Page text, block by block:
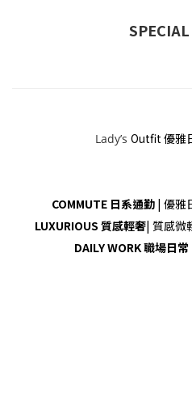
Lady’s Outfit 優雅
COMMUTE 日系通勤| 優雅
LUXURIOUS 質感輕奢| 質感微
DAILY WORK 職場日常